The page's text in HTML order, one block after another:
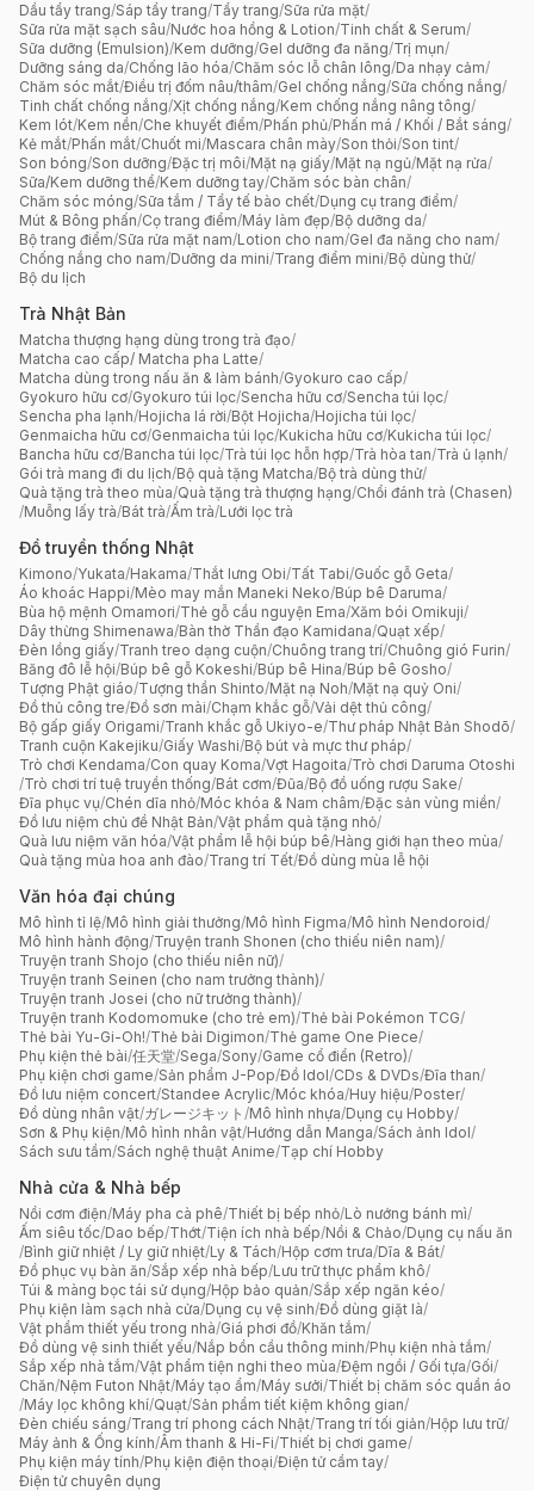
Dầu tẩy trang/Sáp tẩy trang/Tẩy trang/Sữa rửa mặt/
Sữa rửa mặt sạch sâu/Nước hoa hồng & Lotion/Tinh chất & Serum/
Sữa dưỡng (Emulsion)/Kem dưỡng/Gel dưỡng đa năng/Trị mụn/
Dưỡng sáng da/Chống lão hóa/Chăm sóc lỗ chân lông/Da nhạy cảm/
Chăm sóc mắt/Điều trị đốm nâu/thâm/Gel chống nắng/Sữa chống nắng/
Tinh chất chống nắng/Xịt chống nắng/Kem chống nắng nâng tông/
Kem lót/Kem nền/Che khuyết điểm/Phấn phủ/Phấn má / Khối / Bắt sáng/
Kẻ mắt/Phấn mắt/Chuốt mi/Mascara chân mày/Son thỏi/Son tint/
Son bóng/Son dưỡng/Đặc trị môi/Mặt nạ giấy/Mặt nạ ngủ/Mặt nạ rửa/
Sữa/Kem dưỡng thể/Kem dưỡng tay/Chăm sóc bàn chân/
Chăm sóc móng/Sữa tắm / Tẩy tế bào chết/Dụng cụ trang điểm/
Mút & Bông phấn/Cọ trang điểm/Máy làm đẹp/Bộ dưỡng da/
Bộ trang điểm/Sữa rửa mặt nam/Lotion cho nam/Gel đa năng cho nam/
Chống nắng cho nam/Dưỡng da mini/Trang điểm mini/Bộ dùng thử/
Bộ du lịch
Trà Nhật Bản
Matcha thượng hạng dùng trong trà đạo/
Matcha cao cấp/ Matcha pha Latte/
Matcha dùng trong nấu ăn & làm bánh/Gyokuro cao cấp/
Gyokuro hữu cơ/Gyokuro túi lọc/Sencha hữu cơ/Sencha túi lọc/
Sencha pha lạnh/Hojicha lá rời/Bột Hojicha/Hojicha túi lọc/
Genmaicha hữu cơ/Genmaicha túi lọc/Kukicha hữu cơ/Kukicha túi lọc/
Bancha hữu cơ/Bancha túi lọc/Trà túi lọc hỗn hợp/Trà hòa tan/Trà ủ lạnh/
Gói trà mang đi du lịch/Bộ quà tặng Matcha/Bộ trà dùng thử/
Quà tặng trà theo mùa/Quà tặng trà thượng hạng/Chổi đánh trà (Chasen)
/Muỗng lấy trà/Bát trà/Ấm trà/Lưới lọc trà
Đồ truyền thống Nhật
Kimono/Yukata/Hakama/Thắt lưng Obi/Tất Tabi/Guốc gỗ Geta/
Áo khoác Happi/Mèo may mắn Maneki Neko/Búp bê Daruma/
Bùa hộ mệnh Omamori/Thẻ gỗ cầu nguyện Ema/Xăm bói Omikuji/
Dây thừng Shimenawa/Bàn thờ Thần đạo Kamidana/Quạt xếp/
Đèn lồng giấy/Tranh treo dạng cuộn/Chuông trang trí/Chuông gió Furin/
Băng đô lễ hội/Búp bê gỗ Kokeshi/Búp bê Hina/Búp bê Gosho/
Tượng Phật giáo/Tượng thần Shinto/Mặt nạ Noh/Mặt nạ quỷ Oni/
Đồ thủ công tre/Đồ sơn mài/Chạm khắc gỗ/Vải dệt thủ công/
Bộ gấp giấy Origami/Tranh khắc gỗ Ukiyo-e/Thư pháp Nhật Bản Shodō/
Tranh cuộn Kakejiku/Giấy Washi/Bộ bút và mực thư pháp/
Trò chơi Kendama/Con quay Koma/Vợt Hagoita/Trò chơi Daruma Otoshi
/Trò chơi trí tuệ truyền thống/Bát cơm/Đũa/Bộ đồ uống rượu Sake/
Đĩa phục vụ/Chén dĩa nhỏ/Móc khóa & Nam châm/Đặc sản vùng miền/
Đồ lưu niệm chủ đề Nhật Bản/Vật phẩm quà tặng nhỏ/
Quà lưu niệm văn hóa/Vật phẩm lễ hội búp bê/Hàng giới hạn theo mùa/
Quà tặng mùa hoa anh đào/Trang trí Tết/Đồ dùng mùa lễ hội
Văn hóa đại chúng
Mô hình tỉ lệ/Mô hình giải thưởng/Mô hình Figma/Mô hình Nendoroid/
Mô hình hành động/Truyện tranh Shonen (cho thiếu niên nam)/
Truyện tranh Shojo (cho thiếu niên nữ)/
Truyện tranh Seinen (cho nam trưởng thành)/
Truyện tranh Josei (cho nữ trưởng thành)/
Truyện tranh Kodomomuke (cho trẻ em)/Thẻ bài Pokémon TCG/
Thẻ bài Yu-Gi-Oh!/Thẻ bài Digimon/Thẻ game One Piece/
Phụ kiện thẻ bài/任天堂/Sega/Sony/Game cổ điển (Retro)/
Phụ kiện chơi game/Sản phẩm J-Pop/Đồ Idol/CDs & DVDs/Đĩa than/
Đồ lưu niệm concert/Standee Acrylic/Móc khóa/Huy hiệu/Poster/
Đồ dùng nhân vật/ガレージキット /Mô hình nhựa/Dụng cụ Hobby/
Sơn & Phụ kiện/Mô hình nhân vật/Hướng dẫn Manga/Sách ảnh Idol/
Sách sưu tầm/Sách nghệ thuật Anime/Tạp chí Hobby
Nhà cửa & Nhà bếp
Nồi cơm điện/Máy pha cà phê/Thiết bị bếp nhỏ/Lò nướng bánh mì/
Ấm siêu tốc/Dao bếp/Thớt/Tiện ích nhà bếp/Nồi & Chảo/Dụng cụ nấu ăn
/Bình giữ nhiệt / Ly giữ nhiệt/Ly & Tách/Hộp cơm trưa/Dĩa & Bát/
Đồ phục vụ bàn ăn/Sắp xếp nhà bếp/Lưu trữ thực phẩm khô/
Túi & màng bọc tái sử dụng/Hộp bảo quản/Sắp xếp ngăn kéo/
Phụ kiện làm sạch nhà cửa/Dụng cụ vệ sinh/Đồ dùng giặt là/
Vật phẩm thiết yếu trong nhà/Giá phơi đồ/Khăn tắm/
Đồ dùng vệ sinh thiết yếu/Nắp bồn cầu thông minh/Phụ kiện nhà tắm/
Sắp xếp nhà tắm/Vật phẩm tiện nghi theo mùa/Đệm ngồi / Gối tựa/Gối/
Chăn/Nệm Futon Nhật/Máy tạo ẩm/Máy sưởi/Thiết bị chăm sóc quần áo
/Máy lọc không khí/Quạt/Sản phẩm tiết kiệm không gian/
Đèn chiếu sáng/Trang trí phong cách Nhật/Trang trí tối giản/Hộp lưu trữ/
Máy ảnh & Ống kính/Âm thanh & Hi-Fi/Thiết bị chơi game/
Phụ kiện máy tính/Phụ kiện điện thoại/Điện tử cầm tay/
Điện tử chuyên dụng